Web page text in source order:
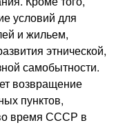
условий для
и жильем,
этнической,
самобытности.
возвращение
пунктов,
время СССР в